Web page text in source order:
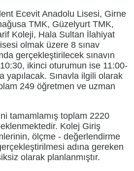
Ecevit Anadolu Lisesi, Girne
TMK, Güzelyurt TMK,
Koleji, Hala Sultan İlahiyat
olmak üzere 8 sınav
gerçekleştirilecek sınavın
ikinci oturumun ise 11:00-
yapılacak. Sınavla ilgili olarak
249 öğretmen ve uzman
tamamlamış toplam 2220
Kolej Giriş
ölçme - değerlendirme
adına gereken
olarak planlanmıştır.